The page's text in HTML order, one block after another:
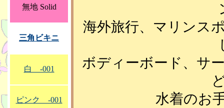
海外旅行、マリンス
ボディーボード、サ
水着のお
無地 Solid
三角ビキニ
白 -001
ピンク -001